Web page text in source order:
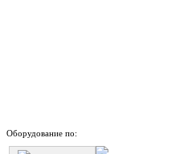
Оборудование по: